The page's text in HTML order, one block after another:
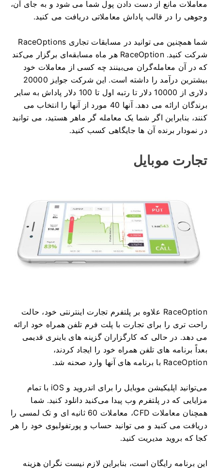
معاملات مانع از دست دادن پول شما می شود و به جای آن،
وجوهی را در قالب پاداش معاملاتی دریافت می کنید.
شما همچنین می توانید در مسابقات تجاری RaceOptions
شرکت کنید.
RaceOption هر ماه مسابقه‌ای برگزار می‌کند
که در آن معامله‌گران می‌بینند چه کسی از معاملات خود
بیشترین درآمد را داشته است.
این شرکت جوایز 20000
دلاری از 10000 دلار تا رتبه اول تا 100 دلار پاداش به سایر
برندگان ارائه می دهد.
آنها 40 مورد از آنها را انتخاب می
کنند، بنابراین اگر شما یک معامله گر ماهر هستید، می توانید
در نمودار برنده آن ها جایگاهی کسب کنید.
تجارت موبایل
RaceOption علاوه بر پلتفرم تجارت اینترنتی خود، حالت
راحت تری را برای تجارت با پلت فرم تلفن همراه خود ارائه
می دهد. در حالی که کارگزاران گزینه های باینری قدیمی
بعداً برنامه های تلفن همراه خود را ایجاد کردند،
RaceOption با برنامه های آنها وارد صحنه شد.
می‌توانید اپلیکیشن موبایل را برای اندروید و iOS با تمام
مزایایی که در پلتفرم وب پیدا می‌کنید دانلود کنید. شما
همچنان معاملات CFD، معاملات 60 ثانیه ای و تک لمسی را
دریافت می کنید و می توانید حساب و پورتفولیوی خود را هر
کجا که بروید مدیریت کنید.
این برنامه رایگان است، بنابراین لازم نیست نگران هزینه